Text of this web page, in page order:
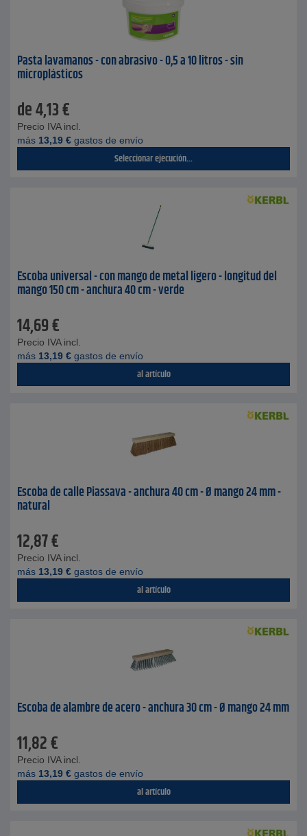
Pasta lavamanos - con abrasivo - 0,5 a 10 litros - sin
microplásticos
de4,13€
Precio IVA incl.
más 13,19 € gastos de envío
Seleccionar ejecución...
Escoba universal - con mango de metal ligero - longitud del
mango 150 cm - anchura 40 cm - verde
14,69€
Precio IVA incl.
más 13,19 € gastos de envío
al artículo
Escoba de calle Piassava - anchura 40 cm - Ø mango 24 mm -
natural
12,87€
Precio IVA incl.
más 13,19 € gastos de envío
al artículo
Escoba de alambre de acero - anchura 30 cm - Ø mango 24 mm
11,82€
Precio IVA incl.
más 13,19 € gastos de envío
al artículo